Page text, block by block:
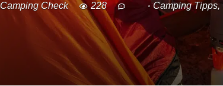
Camping Check 228 Camping Tipps,